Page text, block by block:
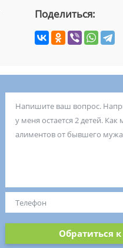
Поделиться:
Обратиться